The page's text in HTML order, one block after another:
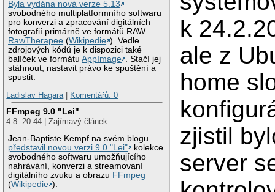
Byla vydána nová verze 5.13
svobodného multiplatformního softwaru
pro konverzi a zpracování digitálních
fotografií primárně ve formátů RAW
RawTherapee (Wikipedie ). Vedle
zdrojových kódů je k dispozici také
balíček ve formátuAppImage
. Stačí jej
stáhnout, nastavit právo ke spuštění a
spustit.
Ladislav Hagara| Komentářů: 0
FFmpeg 9.0 "Lei"
4.8. 20:44 | Zajímavý článek
Jean-Baptiste Kempf na svém blogu
představil novou verzi 9.0 "Lei"
kolekce
svobodného softwaru umožňujícího
nahrávání, konverzi a streamovaní
digitálního zvuku a obrazu FFmpeg
(Wikipedie ).
k
ale z
home
zjistil
server